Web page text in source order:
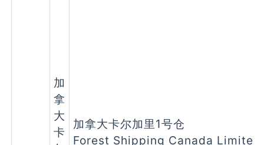
加
拿
大
卡
加拿大卡尔加里1号仓
Forest Shipping Canada Limited